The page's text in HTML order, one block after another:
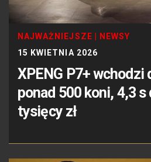
NAJWAŻNIEJSZE
NEWSY
15 KWIETNIA 2026
XPENG P7+ wchodzi
ponad 500 koni, 4,3 s
tysięcy zł